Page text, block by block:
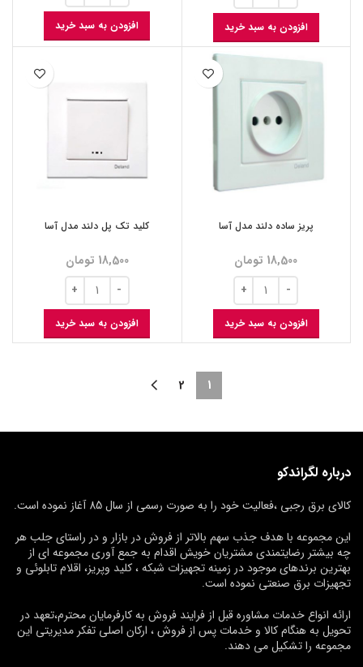
افزودن به سبد خرید افزودن به سبد خرید
پریز ساده دلند مدل آسا
18,500 تومان
افزودن به سبد خرید
کلید تک پل دلند مدل آسا
18,500 تومان
افزودن به سبد خرید
1
2
درباره لگراندکو
کالای برق رجبی ،فعالیت خود را به صورت رسمی از سال 85 آغاز نموده است.
این مجموعه با هدف جذب سهم بالاتر از فروش در بازار و در راستای جلب هر
چه بیشتر رضایتمندی مشتریان خویش اقدام به جمع آوری مجموعه ای از
بهترین برندهای موجود در زمینه تجهیزات شبکه ، کلید وپریز، اقلام تابلوئی و
تجهیزات برق صنعتی نموده است.
ارائه انواع خدمات مشاوره قبل از فرایند فروش به کارفرمایان محترم،تعهد در
تحویل به هنگام کالا و خدمات پس از فروش ، ارکان اصلی تفکر مدیریتی این
مجموعه را تشکیل می دهند.